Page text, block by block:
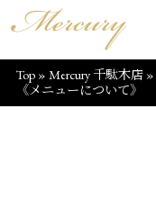
Top» Mercury 千駄木店»
《メニューについて》